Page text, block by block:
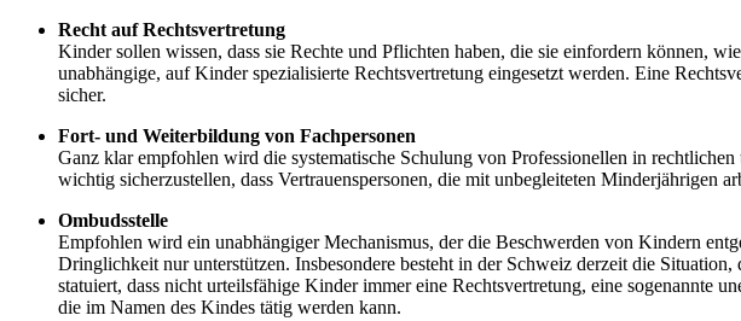
Recht auf Rechtsvertretung
Kinder sollen wissen, dass sie Rechte und Pflichten haben, die sie einfordern können,
unabhängige, auf Kinder spezialisierte Rechtsvertretung eingesetzt werden. Eine
sicher.
Fort- und Weiterbildung von Fachpersonen
Ganz klar empfohlen wird die systematische Schulung von Professionellen in
wichtig sicherzustellen, dass Vertrauenspersonen, die mit unbegleiteten Minderjährigen
Ombudsstelle
Empfohlen wird ein unabhängiger Mechanismus, der die Beschwerden von Kindern
Dringlichkeit nur unterstützen. Insbesondere besteht in der Schweiz derzeit die Situation,
statuiert, dass nicht urteilsfähige Kinder immer eine Rechtsvertretung, eine sogenannte
die im Namen des Kindes tätig werden kann.